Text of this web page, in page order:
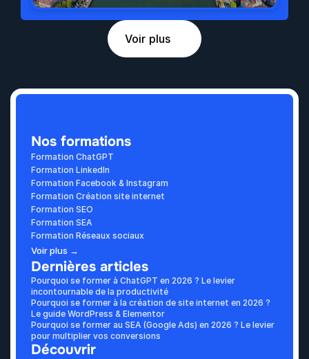
Voir plus
Nos formations
Formation ChatGPT
Formation LinkedIn
Formation Facebook & Instagram
Formation Création site internet
Formation SEO
Formation SEA
Formation Réseaux sociaux
Voir plus →
Dernières articles
Pourquoi se former à ChatGPT en 2026 ? Le levier
incontournable de la productivité
Pourquoi se former à la création de site internet en 2026 ?
Le guide WordPress & Elementor
Pourquoi se former au SEA (Google Ads) en 2026 ? Le levier
pour multiplier vos conversions
Découvrir